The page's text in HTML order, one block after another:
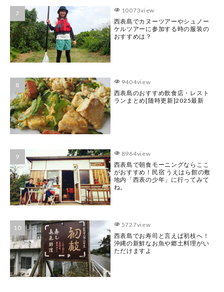
10073view
西表島でカヌーツアーやシュノー
ケルツアーに参加する時の服装の
おすすめは？
9404view
西表島のおすすめ飲食店・レスト
ランまとめ[随時更新]2025最新
8964view
西表島で朝食モーニングならここ
がおすすめ！民宿 うえはら館の敷
地内「西表の少年」に行ってみて
ね。
5727view
西表島でお寿司と言えば初枝へ！
沖縄の新鮮なお魚や郷土料理がい
ただけますよ